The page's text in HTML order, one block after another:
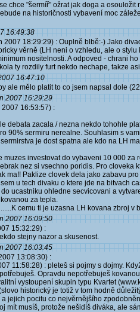
chce "šermíř" ožrat jak doga a
na historičnosti vybavení moc
16:49:38
2007 18:29:29) : Ouplně blbě:-) Jako
věrně (LH neni o vzhledu, ale o
nositelnosti. A odpoved - chrani
ty rozdily furt nekdo nechape, takze
16:47:10
ale mělo platit to co jsem napsal dole
2007 16:29:29
16:53:57) :
debata zacala / nezna nekdo tohohle
90% sermiru nerealne. Souhlasim s
je dost spatna ale kdo na LH
muzes investovat do vybaveni 10 000
nez si vsechno poridis. Pro cloveka
ma!! Paklize clovek dela jako zabavu
u tech divaku o ktere jde na bitvach
ucastniku ohledne secvicovani a
za tepla.
cemu ti je uzasna LH kovana zbroj
2007 16:09:50
15:32:29) :
stejny nazor a skusenost.
2007 16:03:45
13:08:30) :
11:58:28) : pleteš si pojmy s dojmy.
Opravdu nepotřebuješ
vystoupení skupin typu Kvartet
historický je totiž v tom hodně
jejich pocitu co nejvěrnějšího
mít musíš, protože nešidíš diváka, ale